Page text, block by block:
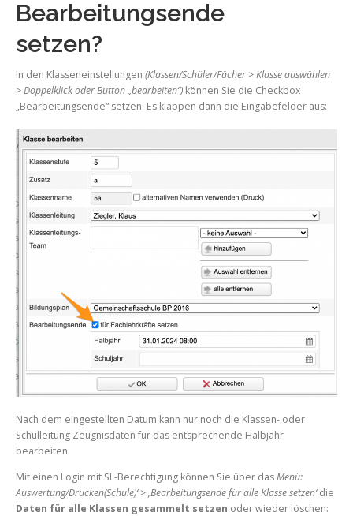
Bearbeitungsende
setzen?
In den Klasseneinstellungen (Klassen/Schüler/Fächer > Klasse auswählen
> Doppelklick oder Button „bearbeiten“) können Sie die Checkbox
„Bearbeitungsende“ setzen. Es klappen dann die Eingabefelder aus:
Nach dem eingestellten Datum kann nur noch die Klassen- oder
Schulleitung Zeugnisdaten für das entsprechende Halbjahr
bearbeiten.
Mit einen Login mit SL-Berechtigung können Sie über dasMenü:
Auswertung/Drucken(Schule)‘ > ‚Bearbeitungsende für alle Klasse setzen‘die
Daten für alle Klassen gesammelt setzen oder wieder löschen: